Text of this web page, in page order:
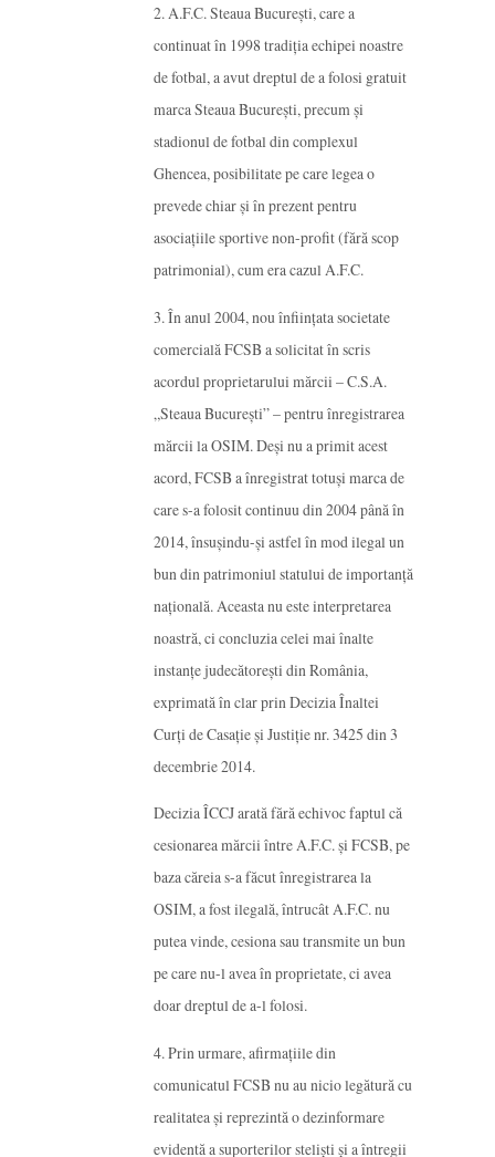
2. A.F.C. Steaua București, care a
continuat în 1998 tradiția echipei noastre
de fotbal, a avut dreptul de a folosi gratuit
marca Steaua București, precum și
stadionul de fotbal din complexul
Ghencea, posibilitate pe care legea o
prevede chiar și în prezent pentru
asociațiile sportive non-profit (fără scop
patrimonial), cum era cazul A.F.C.
3. În anul 2004, nou înființata societate
comercială FCSB a solicitat în scris
acordul proprietarului mărcii – C.S.A.
„Steaua București” – pentru înregistrarea
mărcii la OSIM. Deși nu a primit acest
acord, FCSB a înregistrat totuși marca de
care s-a folosit continuu din 2004 până în
2014, însușindu-și astfel în mod ilegal un
bun din patrimoniul statului de importanță
națională. Aceasta nu este interpretarea
noastră, ci concluzia celei mai înalte
instanțe judecătorești din România,
exprimată în clar prin Decizia Înaltei
Curți de Casație și Justiție nr. 3425 din 3
decembrie 2014.
Decizia ÎCCJ arată fără echivoc faptul că
cesionarea mărcii între A.F.C. și FCSB, pe
baza căreia s-a făcut înregistrarea la
OSIM, a fost ilegală, întrucât A.F.C. nu
putea vinde, cesiona sau transmite un bun
pe care nu-l avea în proprietate, ci avea
doar dreptul de a-l folosi.
4. Prin urmare, afirmațiile din
comunicatul FCSB nu au nicio legătură cu
realitatea și reprezintă o dezinformare
evidentă a suporterilor steliști și a întregii